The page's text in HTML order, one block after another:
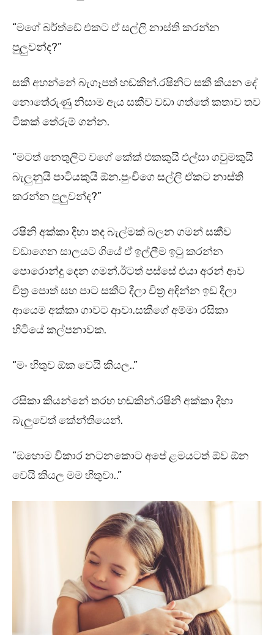
“මගේ බර්ත්ඩේ එකට ඒ සල්ලි නාස්ති කරන්න
පුලුවන්ද?”
සකී අහන්නේ බැගෑපත් හඬකින්.රෂිනිට සකී කියන දේ
නොතේරුණු නිසාම ඇය සකීව වඩා ගත්තේ කතාව තව
ටිකක් තේරුම් ගන්න.
“මටත් නෙතුලිට වගේ කේක් එකකුයි එල්සා ගවුමකුයි
බැලුනුයි පාටියකුයි ඕන.පුංචිගෙ සල්ලි ඒකට නාස්ති
කරන්න පුලුවන්ද?”
රෂිනි අක්කා දිහා තද බැල්මක් බලන ගමන් සකීව
වඩාගෙන සාලයට ගියේ ඒ ඉල්ලීම ඉටු කරන්න
පොරොන්දු දෙන ගමන්.ඊටත් පස්සේ එයා අරන් ආව
චිත්‍ර පොත් සහ පාට සකීට දීලා චිත්‍ර අඳින්න ඉඩ දීලා
ආයෙම අක්කා ගාවට ආවා.සකීගේ අම්මා රසිකා
හිටියේ කල්පනාවක.
“මං හිතුව ඕක වෙයි කියල..”
රසිකා කියන්නේ තරහ හඬකින්.රෂිනි අක්කා දිහා
බැලුවෙත් කේන්තියෙන්.
“ඔහොම විකාර නටනකොට අපේ ළමයටත් ඕව ඕන
වෙයි කියල මම හිතුවා..”